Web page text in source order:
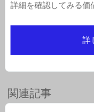
詳細を確認してみる価
詳
関連記事